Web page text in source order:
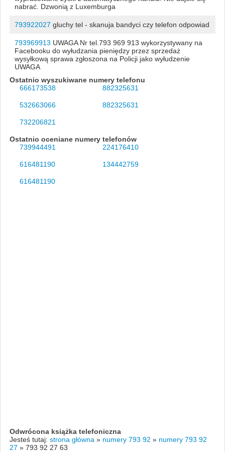
nabrać. Dzwonią z Luxemburga
793922027 gluchy tel - skanuja bandyci czy telefon odpowiad
793969913 UWAGA Nr tel.793 969 913 wykorzystywany na
Facebooku do wyłudzania pieniędzy przez sprzedaż
wysyłkową sprawa zgłoszona na Policji jako wyłudzenie
UWAGA
Ostatnio wyszukiwane numery telefonu
666173538
882325631
532663066 882325631
732206821
Ostatnio oceniane numery telefonów
739944491
224176410
616481190 134442759
616481190
Odwrócona książka telefoniczna
Jesteś tutaj: strona główna » numery 793 92 » numery 793 92
27 » 793 92 27 63